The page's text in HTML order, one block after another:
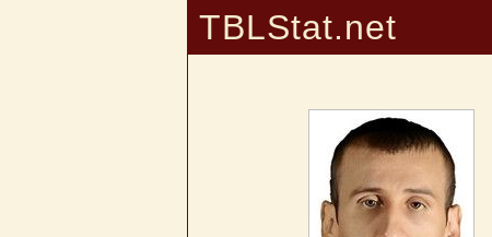
TBLStat.net